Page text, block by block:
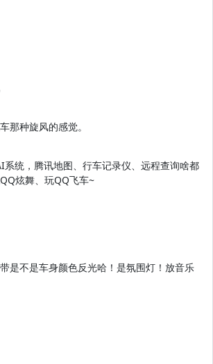
那种旋风的感觉。
系统，腾讯地图、行车记录仪、远程查询啥都
炫舞、玩QQ飞车~
是不是车身颜色反光哈！是氛围灯！放音乐